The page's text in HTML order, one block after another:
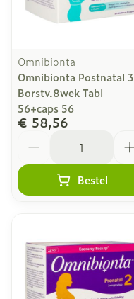
Omnibionta
Omnibionta Postnatal 3
Borstv.8wek Tabl
56+caps 56
€ 58,56
Bestel